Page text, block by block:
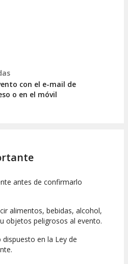
con el e-mail de
o en el móvil
antes de confirmarlo
alimentos, bebidas, alcohol,
objetos peligrosos al evento.
en la Ley de